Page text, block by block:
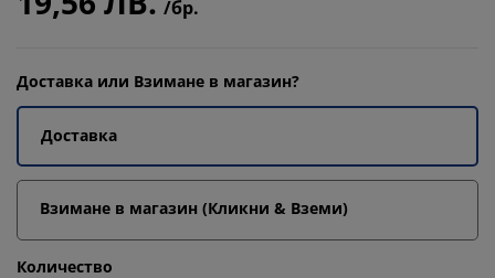
/бр.
Доставка или Взимане в магазин?
Доставка
Взимане в магазин (Кликни & Вземи)
Количество